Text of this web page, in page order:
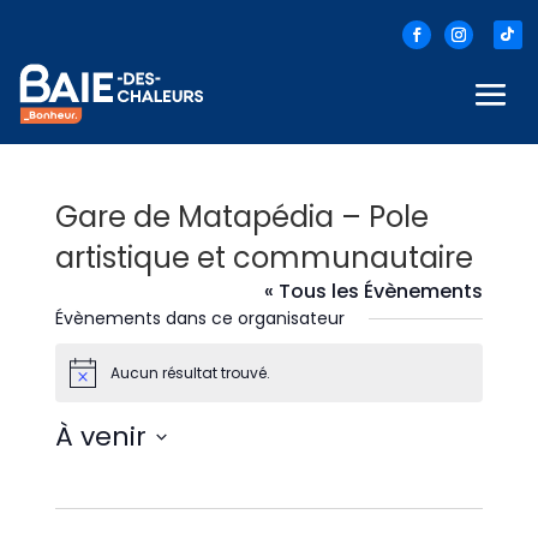
Gare de Matapédia – Pole
artistique et communautaire
« Tous les Évènements
Évènements dans ce organisateur
NoticeAucun résultat trouvé.
À venir
date.